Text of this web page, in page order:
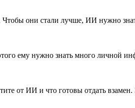
они стали лучше, ИИ нужно
ему нужно знать много личной
от ИИ и что готовы отдать